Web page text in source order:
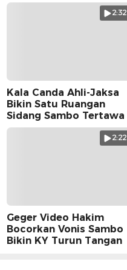
2:32
Kala Canda Ahli-Jaksa
Bikin Satu Ruangan
Sidang Sambo Tertawa
2:22
Geger Video Hakim
Bocorkan Vonis Sambo
Bikin KY Turun Tangan